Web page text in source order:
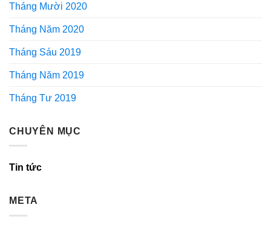
Tháng Mười 2020
Tháng Năm 2020
Tháng Sáu 2019
Tháng Năm 2019
Tháng Tư 2019
CHUYÊN MỤC
Tin tức
META